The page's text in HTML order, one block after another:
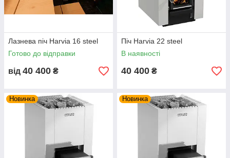
Лазнева піч Harvia 16 steel
Готово до відправки
від 40 400 ₴
Піч Harvia 22 steel
В наявності
40 400 ₴
Новинка Новинка